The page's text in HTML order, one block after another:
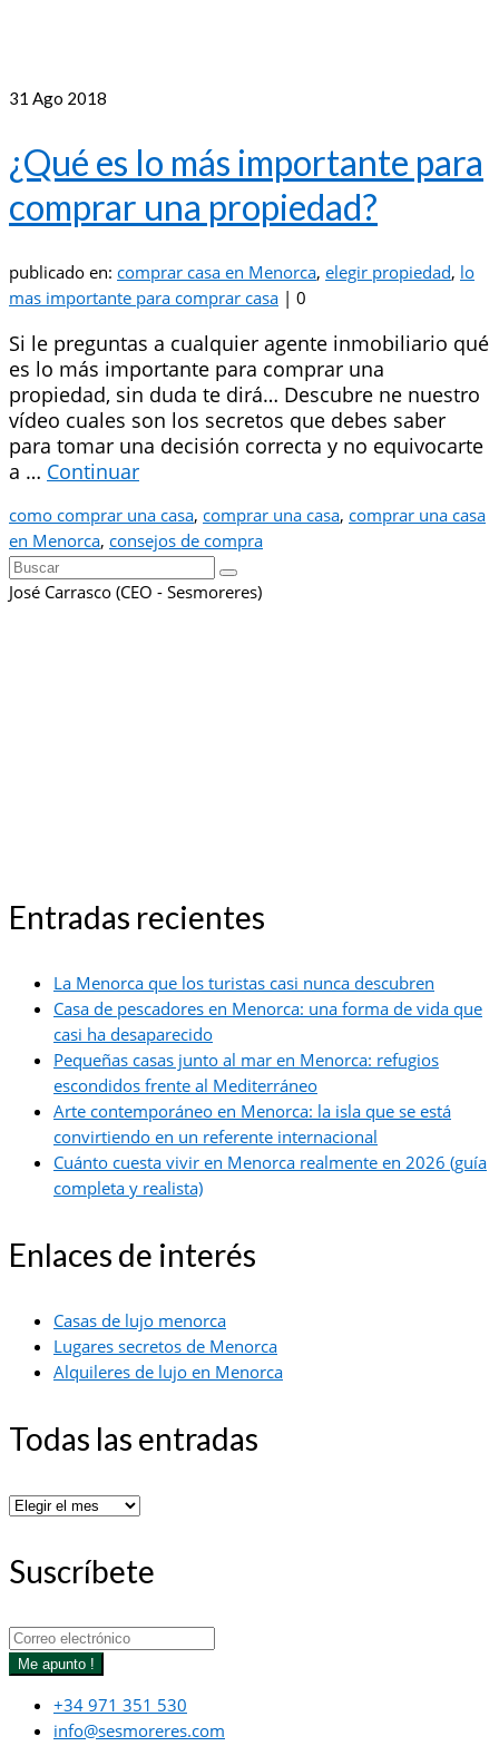
31 Ago 2018
¿Qué es lo más importante para
comprar una propiedad?
publicado en: comprar casa en Menorca, elegir propiedad, lo
mas importante para comprar casa | 0
Si le preguntas a cualquier agente inmobiliario qué
es lo más importante para comprar una
propiedad, sin duda te dirá… Descubre ne nuestro
vídeo cuales son los secretos que debes saber
para tomar una decisión correcta y no equivocarte
a … Continuar
como comprar una casa, comprar una casa, comprar una casa
en Menorca, consejos de compra
Buscar
por:
José Carrasco (CEO - Sesmoreres)
Entradas recientes
La Menorca que los turistas casi nunca descubren
Casa de pescadores en Menorca: una forma de vida que
casi ha desaparecido
Pequeñas casas junto al mar en Menorca: refugios
escondidos frente al Mediterráneo
Arte contemporáneo en Menorca: la isla que se está
convirtiendo en un referente internacional
Cuánto cuesta vivir en Menorca realmente en 2026 (guía
completa y realista)
Enlaces de interés
Casas de lujo menorca
Lugares secretos de Menorca
Alquileres de lujo en Menorca
Todas las entradas
Todas
entradas
Suscríbete
Me apunto !
+34 971 351 530
info@sesmoreres.com